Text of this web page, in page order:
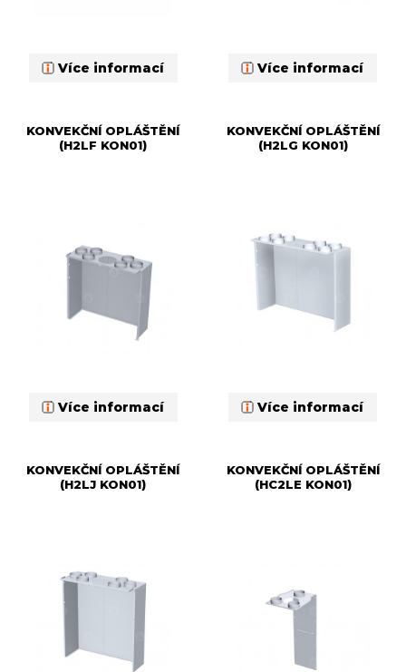
Více informací Více informací
KONVEKČNÍ OPLÁŠTĚNÍ
(H2LF KON01)
Více informací
KONVEKČNÍ OPLÁŠTĚNÍ
(H2LG KON01)
Více informací
KONVEKČNÍ OPLÁŠTĚNÍ
(H2LJ KON01)
KONVEKČNÍ OPLÁŠTĚNÍ
(HC2LE KON01)